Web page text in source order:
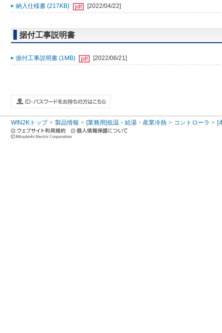
納入仕様書 (217KB) [2022/04/22]
据付工事説明書
据付工事説明書 (1MB) [2022/06/21]
WIN2Kトップ 製品情報 [業務用]低温・給湯・産業冷熱 コントローラ [